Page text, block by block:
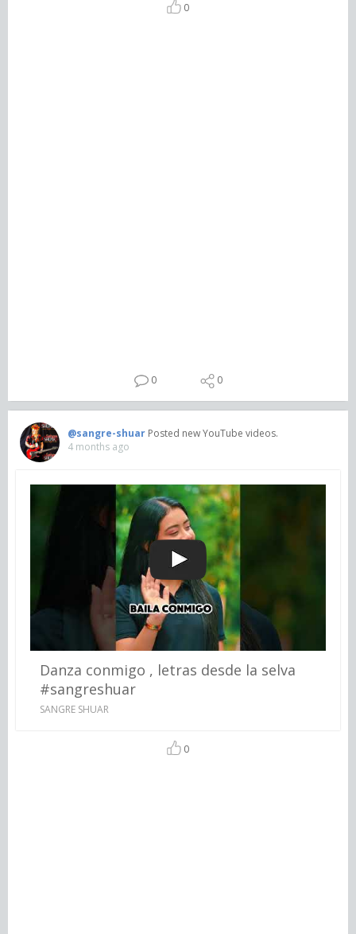
0
0 0
@sangre-shuar Posted new YouTube videos.
4 months ago
Danza conmigo , letras desde la selva
#sangreshuar
SANGRE SHUAR
0